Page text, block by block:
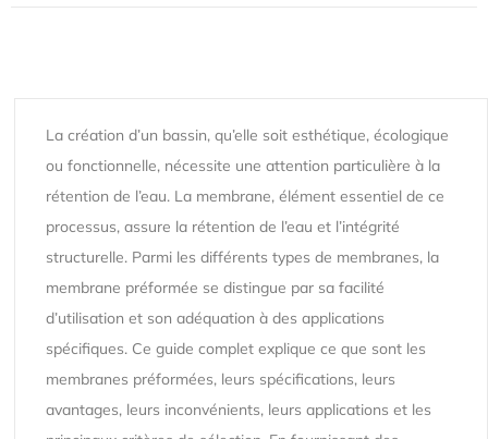
La création d’un bassin, qu’elle soit esthétique, écologique
ou fonctionnelle, nécessite une attention particulière à la
rétention de l’eau. La membrane, élément essentiel de ce
processus, assure la rétention de l’eau et l’intégrité
structurelle. Parmi les différents types de membranes, la
membrane préformée se distingue par sa facilité
d’utilisation et son adéquation à des applications
spécifiques. Ce guide complet explique ce que sont les
membranes préformées, leurs spécifications, leurs
avantages, leurs inconvénients, leurs applications et les